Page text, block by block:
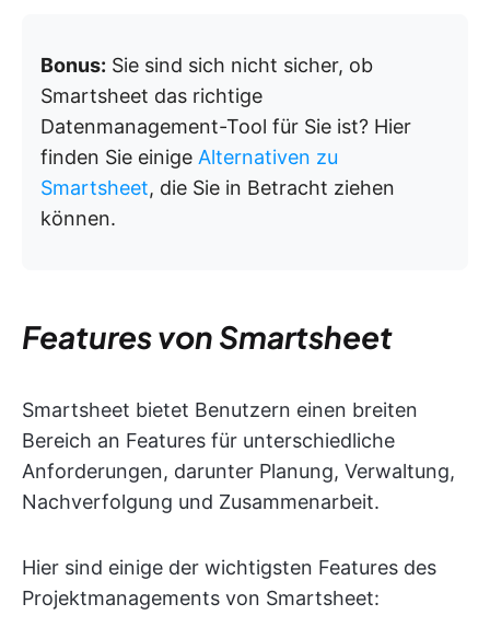
Bonus: Sie sind sich nicht sicher, ob
Smartsheet das richtige
Datenmanagement-Tool für Sie ist? Hier
finden Sie einige Alternativen zu
Smartsheet, die Sie in Betracht ziehen
können.
Features von Smartsheet
Smartsheet bietet Benutzern einen breiten
Bereich an Features für unterschiedliche
Anforderungen, darunter Planung, Verwaltung,
Nachverfolgung und Zusammenarbeit.
Hier sind einige der wichtigsten Features des
Projektmanagements von Smartsheet: